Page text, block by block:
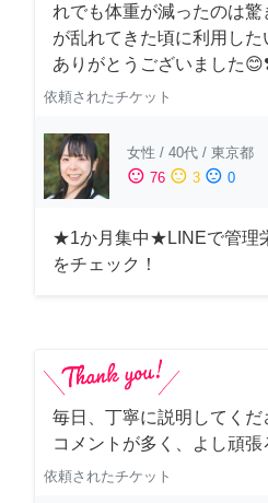
れでも体重が減ったのは
が乱れてきた頃に利用した
ありがとうございました
依頼されたチケット
女性 / 40代 / 東京都
sentiment_satisfied 76 sentiment_neutral 3 sentiment_dissatisfied 0
★1か月集中★LINEで管理
をチェック！
毎日、丁寧に説明してく
コメントが多く、よし頑
依頼されたチケット